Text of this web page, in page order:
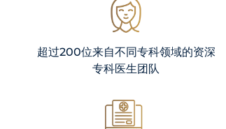
超过200位来自不同专科领域的资深
专科医生团队